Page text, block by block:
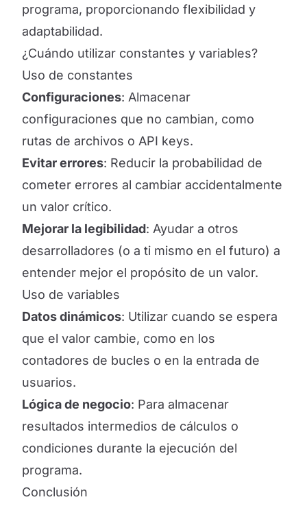
programa, proporcionando flexibilidad y
adaptabilidad.
¿Cuándo utilizar constantes y variables?
Uso de constantes
Configuraciones: Almacenar
configuraciones que no cambian, como
rutas de archivos o API keys.
Evitar errores: Reducir la probabilidad de
cometer errores al cambiar accidentalmente
un valor crítico.
Mejorar la legibilidad: Ayudar a otros
desarrolladores (o a ti mismo en el futuro) a
entender mejor el propósito de un valor.
Uso de variables
Datos dinámicos: Utilizar cuando se espera
que el valor cambie, como en los
contadores de bucles o en la entrada de
usuarios.
Lógica de negocio: Para almacenar
resultados intermedios de cálculos o
condiciones durante la ejecución del
programa.
Conclusión